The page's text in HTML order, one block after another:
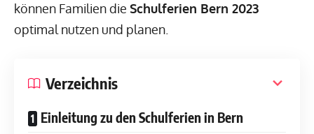
können Familien die Schulferien Bern 2023
optimal nutzen und planen.
Verzeichnis
Einleitung zu den Schulferien in Bern